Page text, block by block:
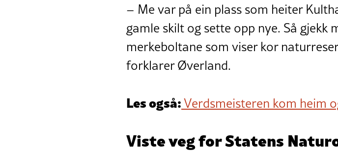
– Me var på ein plass som heiter
gamle skilt og sette opp nye. Så gjekk
merkeboltane som viser kor
forklarer Øverland.
Les også:Verdsmeisteren kom heim
Viste veg for Statens